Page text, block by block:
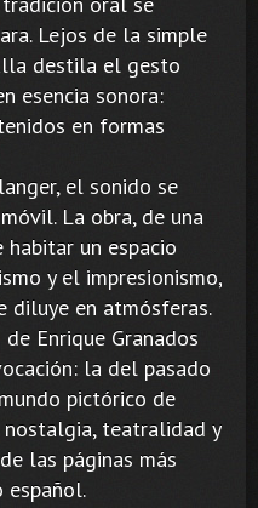
Lejos de la simple
destila el gesto
esencia sonora:
en formas
el sonido se
La obra, de una
habitar un espacio
y el impresionismo,
diluye en atmósferas.
Enrique Granados
la del pasado
pictórico de
nostalgia, teatralidad y
las páginas más
español.